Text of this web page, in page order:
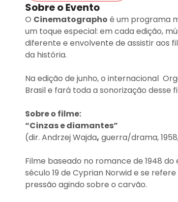
Sobre o Evento
O Cinematographo é um programa
um toque especial: em cada edição,
diferente e envolvente de assistir aos
da história.
Na edição de junho, o internacional
Brasil e fará toda a sonorização desse
Sobre o filme:
“Cinzas e diamantes”
(dir. Andrzej Wajda, guerra/drama,
Filme baseado no romance de 1948
século 19 de Cyprian Norwid e se
pressão agindo sobre o carvão.